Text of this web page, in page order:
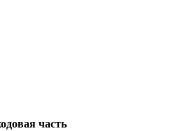
часть